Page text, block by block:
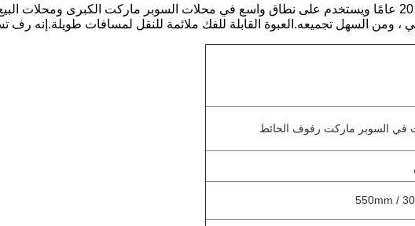
تم تصدير رف السوبر ماركت هذا منذ ما يقرب من 20 عامًا ويستخدم على نطاق واسع في محلات السوبر
في السوبر ماركت رفوف الحائط